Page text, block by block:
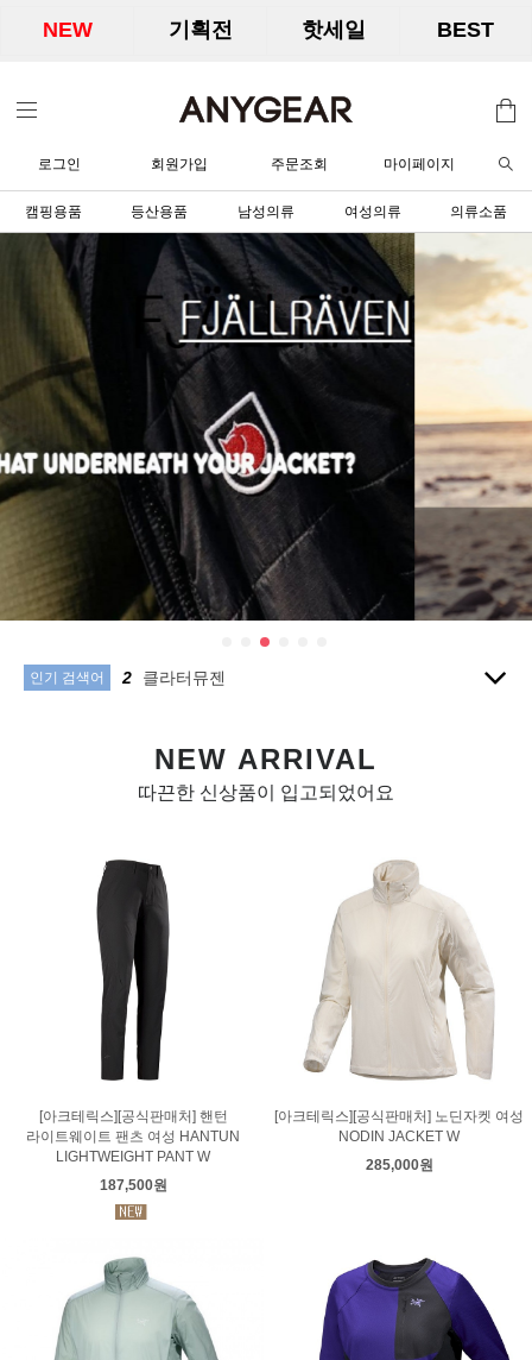
NEW 기획전 핫세일 BEST
로그인 회원가입 주문조회 마이페이지
캠핑용품 등산용품 남성의류 여성의류 의류소품
인기 검색어
10
모자
1 아크테릭스
3
1
피엘라벤
배낭
양말
10 모자
아크테릭스
NEW ARRIVAL
따끈한 신상품이 입고되었어요
[아크테릭스][공식판매처] 핸턴
라이트웨이트 팬츠 여성 HANTUN
LIGHTWEIGHT PANT W
187,500원
[아크테릭스][공식판매처] 노딘자켓 여성
NODIN JACKET W
285,000원